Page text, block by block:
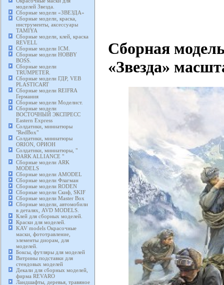
моделей Звезда.
Сборные модели «ЗВЕЗДА»
Сборные модели, краска,
инструменты, аксессуары
TAMIYA
Сборные модели, клей, краска
REVELL
Сборные модели ICM.
Сборные модели HOBBY
BOSS.
Сборные модели
TRUMPETER.
Сборные модели ГДР, VEB
PLASTICART
Сборные модели REIFRA
Германия
Сборные модели Моделист.
Сборные модели
ВОСТОЧНЫЙ ЭКСПРЕСС
Eastern Express
Солдатики, миниатюры
"RedBox"
Солдатики, миниатюры
ORION, ОРИОН
Солдатики, миниатюры, "
DARK ALLIANCE "
Сборные модели ARK
MODELS
Сборные модели AMODEL
Сборные модели Флагман
Сборные модели RODEN
Сборные модели Скиф, SKIF
Сборные модели Master Box
Сборные модели, автомобили
в деталях, AVD MODELS.
Клей для сборных моделей.
Краски для моделей.
KAV models Окрасочные
маски, фототравление,
элементы диорам, для
моделей.
Боксы, футляры для моделей
Витрины подставки для
стендовых моделей
Декали для сборных моделей,
фирма REVARO
Ландшафты, деревья, травяное
Сборная
«Звезда»